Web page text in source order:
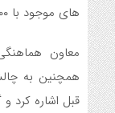
های موجود با ۱۰۰ هکتار افزایش به ۲۷۰ هکتار رسیده است.
معاون
همچنین به
قبل اشاره کرد